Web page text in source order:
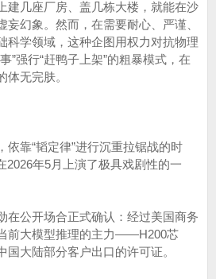
建几座厂房、盖几栋大楼，就能在沙
妄幻象。然而，在需要耐心、严谨、
科学领域，这种企图用权力对抗物理
”强行“赶鸭子上架”的粗暴模式，在
体无完肤。
依靠“韬定律”进行沉重拉锯战的时
2026年5月上演了极具戏剧性的一
在公开场合正式确认：经过美国商务
前大模型推理的主力——H200芯
国大陆部分客户出口的许可证。